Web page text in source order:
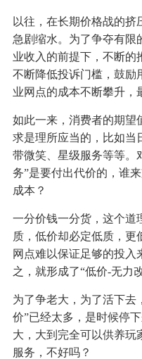
以往，在长期价格战的
急剧缩水。为了争夺有限
业收入的前提下，不断的
不断降低投诉门槛，鼓励
业网点的成本不断攀升，
如此一来，消费者的期望
求是理所应当的，比如当
带微笑、星级服务等等。
务”是要付出代价的，谁
成本？
一分价钱一分货，这个道
质，低价却必定低质，更
网点难以保证足够的投入
之，就形成了“低价-无力
为了争老大，为了活下去
价”已经太多，是时候停
大，大到完全可以供养玩
服务，不好吗？